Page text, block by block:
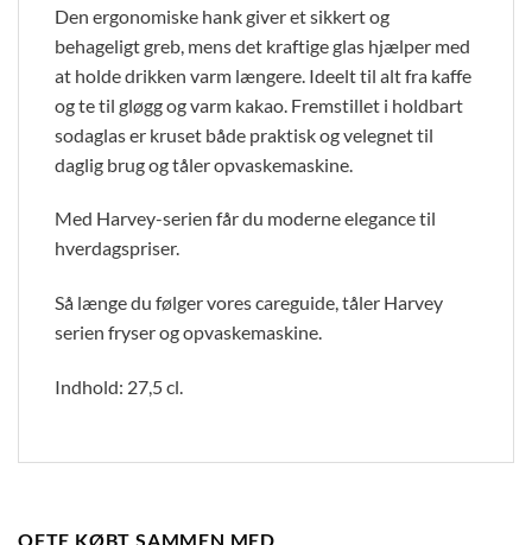
Den ergonomiske hank giver et sikkert og
behageligt greb, mens det kraftige glas hjælper med
at holde drikken varm længere. Ideelt til alt fra kaffe
og te til gløgg og varm kakao. Fremstillet i holdbart
sodaglas er kruset både praktisk og velegnet til
daglig brug og tåler opvaskemaskine.
Med Harvey-serien får du moderne elegance til
hverdagspriser.
Så længe du følger vores careguide, tåler Harvey
serien fryser og opvaskemaskine.
Indhold: 27,5 cl.
OFTE KØBT SAMMEN MED